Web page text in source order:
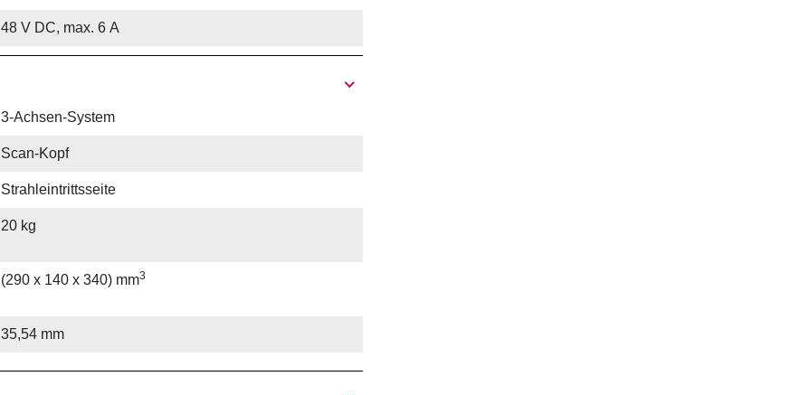
48 V DC, max. 6 A
3-Achsen-System
Scan-Kopf
Strahleintrittsseite
20 kg
(290 x 140 x 340) mm3
35,54 mm